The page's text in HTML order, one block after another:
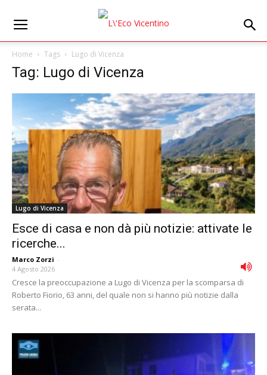
Home Tags Lugo di Vicenza
Tag: Lugo di Vicenza
Lugo di Vicenza
Esce di casa e non dà più notizie: attivate le
ricerche...
Marco Zorzi -
4 Agosto 2026
Cresce la preoccupazione a Lugo di Vicenza per la scomparsa di
Roberto Fiorio, 63 anni, del quale non si hanno più notizie dalla
serata...